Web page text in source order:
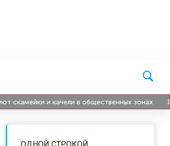
и качели в общественных зонах 17:43